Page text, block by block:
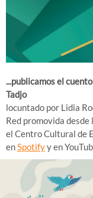
...publicamos el
Tadjo
locuntado por Lidia
Red promovida
el Centro Cultural de
enSpotifyy en